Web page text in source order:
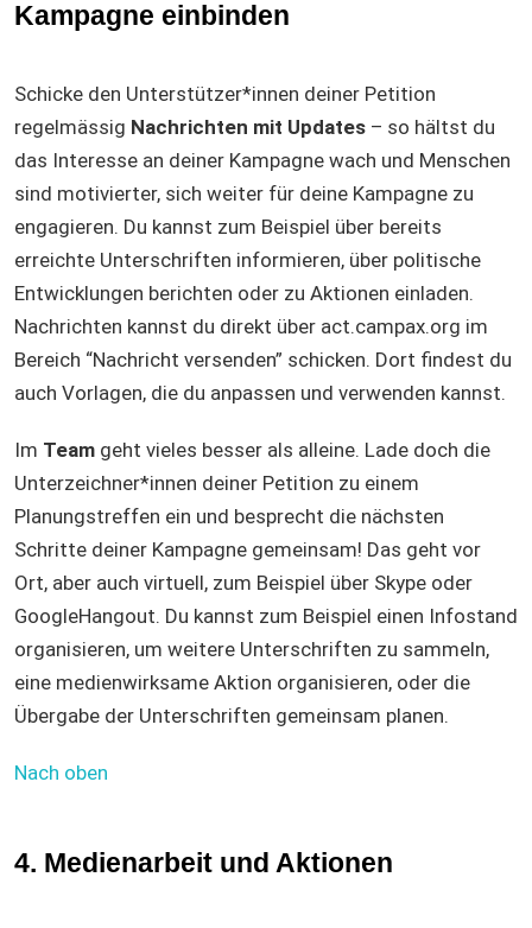
Kampagne einbinden
Schicke den Unterstützer*innen deiner Petition
regelmässig Nachrichten mit Updates – so hältst du
das Interesse an deiner Kampagne wach und Menschen
sind motivierter, sich weiter für deine Kampagne zu
engagieren. Du kannst zum Beispiel über bereits
erreichte Unterschriften informieren, über politische
Entwicklungen berichten oder zu Aktionen einladen.
Nachrichten kannst du direkt über act.campax.org im
Bereich “Nachricht versenden” schicken. Dort findest du
auch Vorlagen, die du anpassen und verwenden kannst.
Im Team geht vieles besser als alleine. Lade doch die
Unterzeichner*innen deiner Petition zu einem
Planungstreffen ein und besprecht die nächsten
Schritte deiner Kampagne gemeinsam! Das geht vor
Ort, aber auch virtuell, zum Beispiel über Skype oder
GoogleHangout. Du kannst zum Beispiel einen Infostand
organisieren, um weitere Unterschriften zu sammeln,
eine medienwirksame Aktion organisieren, oder die
Übergabe der Unterschriften gemeinsam planen.
Nach oben
4. Medienarbeit und Aktionen